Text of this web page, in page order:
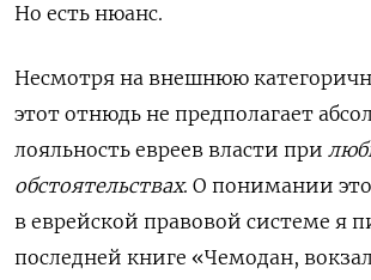
Но есть нюанс.
Несмотря на внешнюю
этот отнюдь не предполагает
лояльность евреев власти при
обстоятельствах. О понимании
в еврейской правовой системе я
последней книге «Чемодан,